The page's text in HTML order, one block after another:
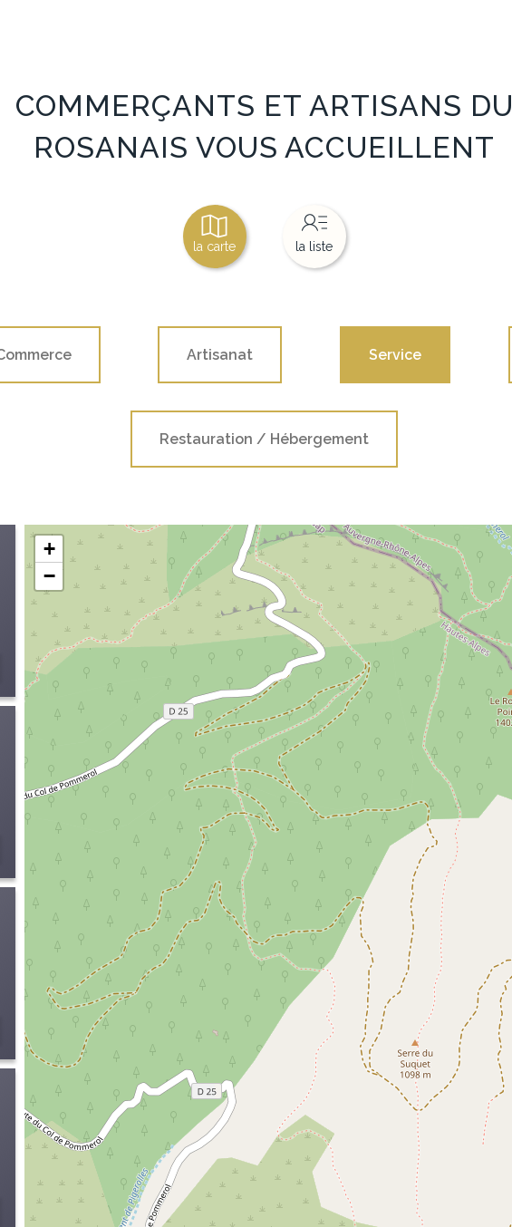
COMMERÇANTS ET ARTISANS DU
ROSANAIS VOUS ACCUEILLENT
la carte la liste
Artisanat Service
Restauration / Hébergement
+
−